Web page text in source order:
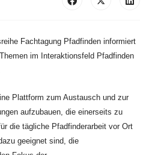
Fachtagung Pfadfinden informiert
im Interaktionsfeld Pfadfinden
Plattform zum Austausch und zur
aufzubauen, die einerseits zu
die tägliche Pfadfinderarbeit vor Ort
geeignet sind, die